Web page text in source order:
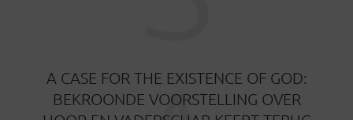
A CASE FOR THE EXISTENCE OF GOD:
BEKROONDE VOORSTELLING OVER